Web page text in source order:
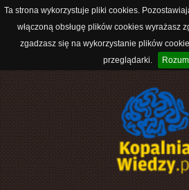
Ta strona wykorzystuje pliki cookies.
włączoną obsługę plików cookies wyrażasz
zgadzasz się na wykorzystanie plików
przeglądarki.